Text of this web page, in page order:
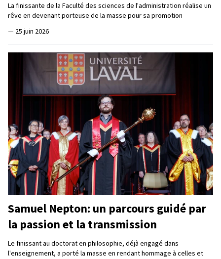
La finissante de la Faculté des sciences de l'administration réalise un
rêve en devenant porteuse de la masse pour sa promotion
— 25 juin 2026
Samuel Nepton: un parcours guidé par
la passion et la transmission
Le finissant au doctorat en philosophie, déjà engagé dans
l'enseignement, a porté la masse en rendant hommage à celles et